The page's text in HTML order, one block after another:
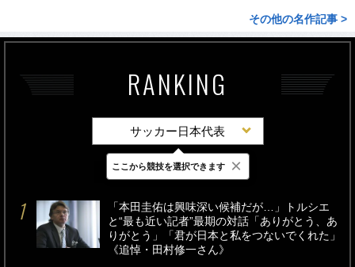
その他の名作記事 >
RANKING
サッカー日本代表
最新 24時間 週間
「本田圭佑は興味深い候補だが…」トルシエ
と“最も近い記者”最期の対話「ありがとう、あ
りがとう」「君が日本と私をつないでくれた」
《追悼・田村修一さん》
ここから競技を選択できます ×